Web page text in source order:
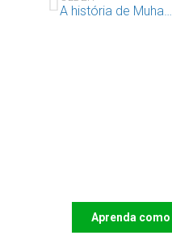
A história de Muhamadu Seidi
Aprenda como